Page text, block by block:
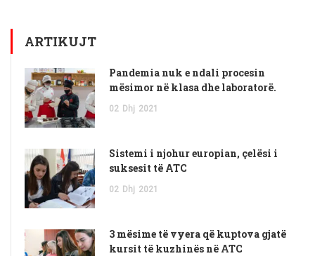
ARTIKUJT
Pandemia nuk e ndali procesin
mësimor në klasa dhe laboratorë.
02 Dhj 2021
Sistemi i njohur europian, çelësi i
suksesit të ATC
02 Dhj 2021
3 mësime të vyera që kuptova gjatë
kursit të kuzhinës në ATC